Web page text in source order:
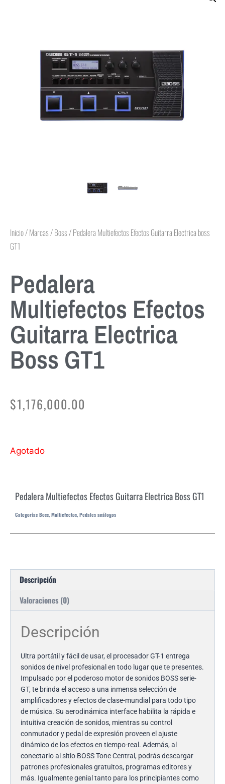
Inicio/Marcas/Boss/ Pedalera Multiefectos Efectos Guitarra Electrica boss
GT1
Pedalera
Multiefectos Efectos
Guitarra Electrica
Boss GT1
$1,176,000.00
Agotado
Pedalera Multiefectos Efectos Guitarra Electrica Boss GT1
Categorías Boss, Multiefectos, Pedales análogos
Descripción
Valoraciones (0)
Descripción
Ultra portátil y fácil de usar, el procesador GT-1 entrega
sonidos de nivel profesional en todo lugar que te presentes.
Impulsado por el poderoso motor de sonidos BOSS serie-
GT, te brinda el acceso a una inmensa selección de
amplificadores y efectos de clase-mundial para todo tipo
de música. Su aerodinámica interface habilita la rápida e
intuitiva creación de sonidos, mientras su control
conmutador y pedal de expresión proveen el ajuste
dinámico de los efectos en tiempo-real. Además, al
conectarlo al sitio BOSS Tone Central, podrás descargar
patrones profesionales gratuitos, programas editores y
más. Igualmente genial tanto para los principiantes como